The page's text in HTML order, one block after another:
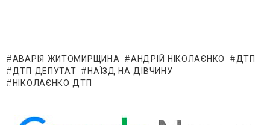
АВАРІЯ ЖИТОМИРЩИНА АНДРІЙ НІКОЛАЄНКО
ДТП
ДТП ДЕПУТАТ
НАЇЗД НА ДІВЧИНУ
НІКОЛАЄНКО ДТП